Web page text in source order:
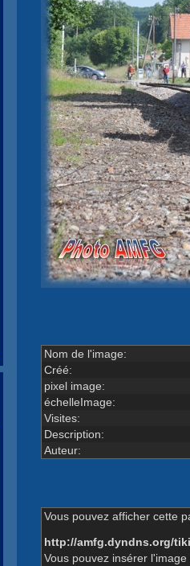
Nom de l'image:
Créé:
pixel image:
échelleImage:
Visites:
Description:
Auteur:
Vous pouvez afficher cette
http://amfg.dyndns.org/
Vous pouvez insérer